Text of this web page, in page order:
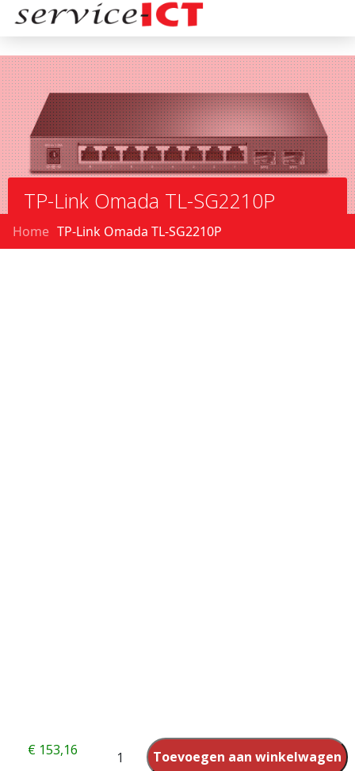
TP-Link Omada TL-SG2210P
Home TP-Link Omada TL-SG2210P
Toevoegen aan winkelwagen
€ 153,16